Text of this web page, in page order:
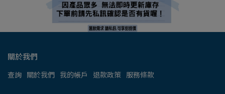
關於我們
查詢 關於我們 我的帳戶 退款政策 服務條款